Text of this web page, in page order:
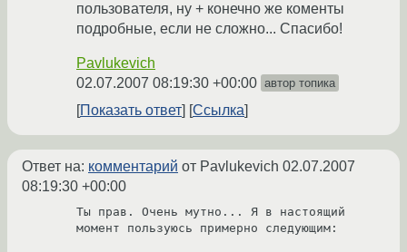
пользователя, ну + конечно же коменты
подробные, если не сложно... Спасибо!
Pavlukevich
02.07.2007 08:19:30 +00:00 автор топика
Показать ответ Ссылка
Ответ на: комментарий от Pavlukevich 02.07.2007
08:19:30 +00:00
Ты прав. Очень мутно... Я в настоящий
момент пользуюсь примерно следующим: